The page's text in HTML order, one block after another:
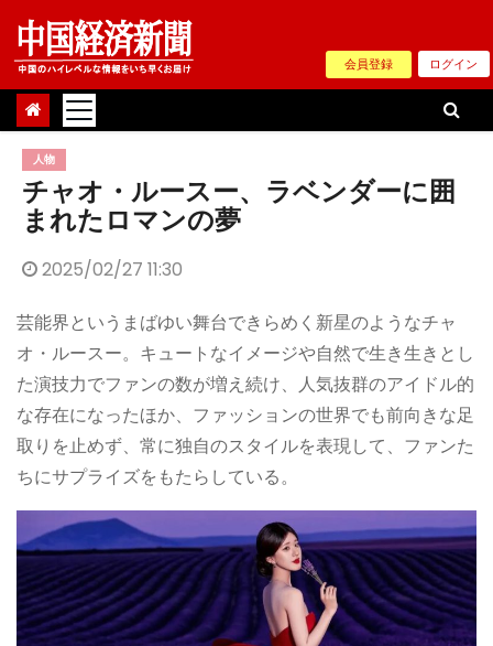
Skip
content
会員登録 ログイン
人物
チャオ・ルースー、ラベンダーに囲
まれたロマンの夢
2025/02/27 11:30
芸能界というまばゆい舞台できらめく新星のようなチャ
オ・ルースー。キュートなイメージや自然で生き生きとし
た演技力でファンの数が増え続け、人気抜群のアイドル的
な存在になったほか、ファッションの世界でも前向きな足
取りを止めず、常に独自のスタイルを表現して、ファンた
ちにサプライズをもたらしている。